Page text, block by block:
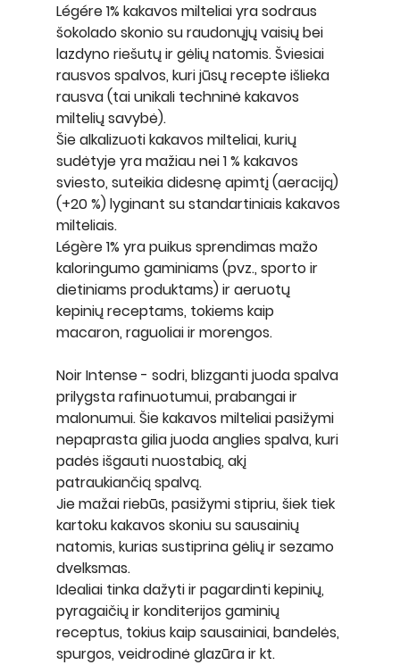
Légére 1% kakavos milteliai yra sodraus
šokolado skonio su raudonųjų vaisių bei
lazdyno riešutų ir gėlių natomis. Šviesiai
rausvos spalvos, kuri jūsų recepte išlieka
rausva (tai unikali techninė kakavos
miltelių savybė).
Šie alkalizuoti kakavos milteliai, kurių
sudėtyje yra mažiau nei 1 % kakavos
sviesto, suteikia didesnę apimtį (aeraciją)
(+20 %) lyginant su standartiniais kakavos
milteliais.
Légère 1% yra puikus sprendimas mažo
kaloringumo gaminiams (pvz., sporto ir
dietiniams produktams) ir aeruotų
kepinių receptams, tokiems kaip
macaron, raguoliai ir morengos.
Noir Intense - sodri, blizganti juoda spalva
prilygsta rafinuotumui, prabangai ir
malonumui. Šie kakavos milteliai pasižymi
nepaprasta gilia juoda anglies spalva, kuri
padės išgauti nuostabią, akį
patraukiančią spalvą.
Jie mažai riebūs, pasižymi stipriu, šiek tiek
kartoku kakavos skoniu su sausainių
natomis, kurias sustiprina gėlių ir sezamo
dvelksmas.
Idealiai tinka dažyti ir pagardinti kepinių,
pyragaičių ir konditerijos gaminių
receptus, tokius kaip sausainiai, bandelės,
spurgos, veidrodinė glazūra ir kt.